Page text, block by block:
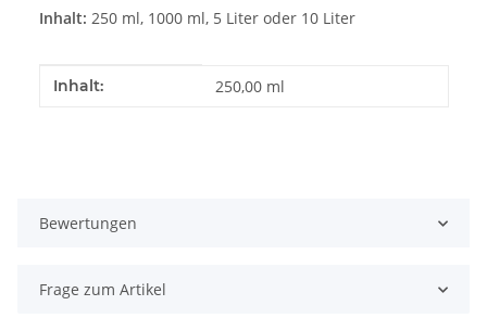
Inhalt: 250 ml, 1000 ml, 5 Liter oder 10 Liter
Produkteigenschaft
Wert
Inhalt: 250,00 ml
Bewertungen
Frage zum Artikel